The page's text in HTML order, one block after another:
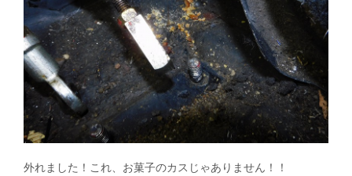
外れました！これ、お菓子のカスじゃありません！！